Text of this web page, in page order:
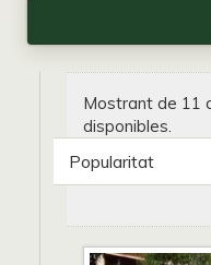
Mostrant de 11
disponibles.